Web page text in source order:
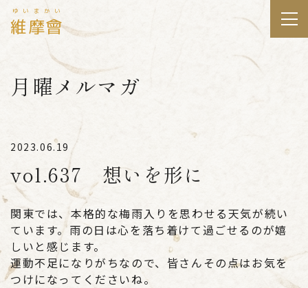
維摩會
ゆいまかい
月曜メルマガ
2023.06.19
vol.637 想いを形に
関東では、本格的な梅雨入りを思わせる天気が続い
ています。雨の日は心を落ち着けて過ごせるのが嬉
しいと感じます。
運動不足になりがちなので、皆さんその点はお気を
つけになってくださいね。